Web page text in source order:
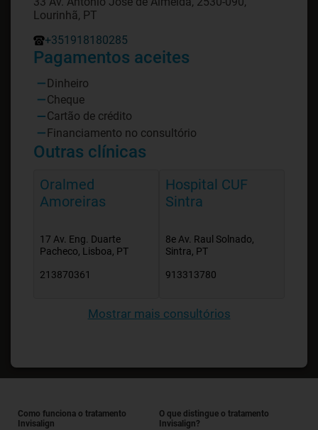
Lourinhã, PT
+351918180285
Pagamentos aceites
Dinheiro
Cheque
Cartão de crédito
Financiamento no consultório
Outras clínicas
Oralmed
Amoreiras
17 Av. Eng. Duarte
Pacheco, Lisboa, PT
213870361
Hospital CUF
Sintra
8e Av. Raul Solnado,
Sintra, PT
913313780
Mostrar mais consultórios
Como funciona o tratamento
Invisalign
O que distingue o tratamento
Invisalign?